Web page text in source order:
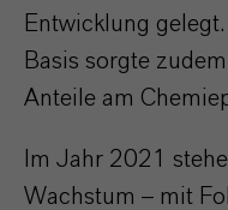
Entwicklung
Basis sorgte
Anteile am
Im Jahr 2021
Wachstum – mit